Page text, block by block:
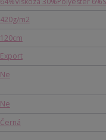
420g/m2
120cm
Export
Ne
Ne
Černá